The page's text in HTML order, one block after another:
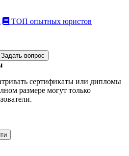
ТОП опытных юристов
Задать вопрос
сертификаты или дипломы
размере могут только